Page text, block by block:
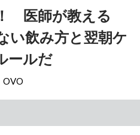
医師が教える
い飲み方と翌朝ケ
ールだ
OVO